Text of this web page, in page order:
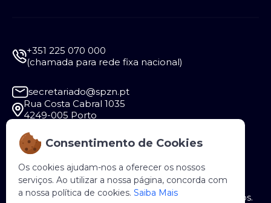
Consentimento de Cookies
Os cookies ajudam-nos a oferecer os nossos
serviços. Ao utilizar a nossa página, concorda com
a nossa política de cookies. Saiba Mais
+351 225 070 000
(chamada para rede fixa nacional)
secretariado@spzn.pt
Rua Costa Cabral 1035
4249-005 Porto
Segunda a Sexta - 9:30 às 12:30 e das 14:00 às
18:00
Copyright © 2026 SPZN. Todos os direitos reservados.